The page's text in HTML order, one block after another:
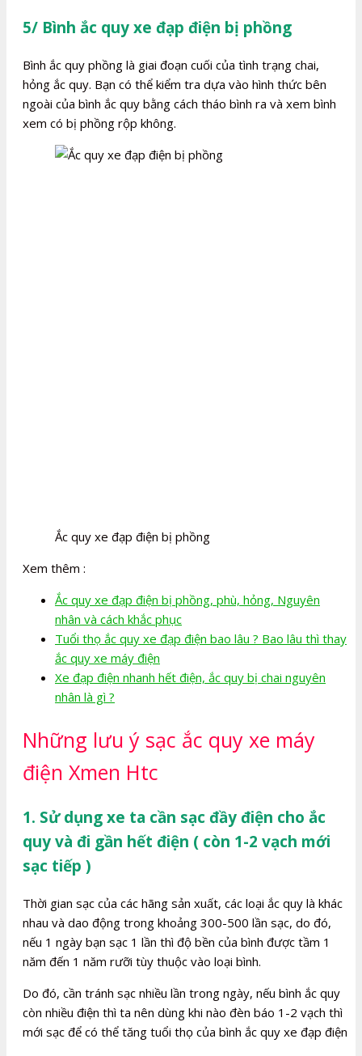
5/ Bình ắc quy xe đạp điện bị phồng
Bình ắc quy phồng là giai đoạn cuối của tình trạng chai,
hỏng ắc quy. Bạn có thể kiểm tra dựa vào hình thức bên
ngoài của bình ắc quy bằng cách tháo bình ra và xem bình
xem có bị phồng rộp không.
Ắc quy xe đạp điện bị phồng
Xem thêm :
Ắc quy xe đạp điện bị phồng, phù, hỏng, Nguyên
nhân và cách khắc phục
Tuổi thọ ắc quy xe đạp điện bao lâu ? Bao lâu thì thay
ắc quy xe máy điện
Xe đạp điện nhanh hết điện, ắc quy bị chai nguyên
nhân là gì ?
Những lưu ý sạc ắc quy xe máy
điện Xmen Htc
1. Sử dụng xe ta cần sạc đầy điện cho ắc
quy và đi gần hết điện ( còn 1-2 vạch mới
sạc tiếp )
Thời gian sạc của các hãng sản xuất, các loại ắc quy là khác
nhau và dao động trong khoảng 300-500 lần sạc, do đó,
nếu 1 ngày bạn sạc 1 lần thì độ bền của bình được tầm 1
năm đến 1 năm rưỡi tùy thuộc vào loại bình.
Do đó, cần tránh sạc nhiều lần trong ngày, nếu bình ắc quy
còn nhiều điện thì ta nên dùng khi nào đèn báo 1-2 vạch thì
mới sạc để có thể tăng tuổi thọ của bình ắc quy xe đạp điện